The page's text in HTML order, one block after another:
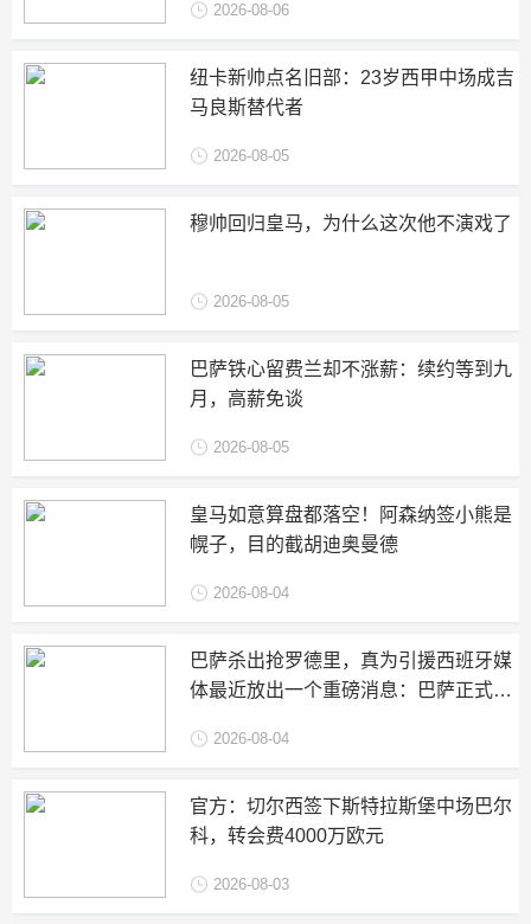
2026-08-06
纽卡新帅点名旧部：23岁西甲中场成吉
马良斯替代者
2026-08-05
穆帅回归皇马，为什么这次他不演戏了
2026-08-05
巴萨铁心留费兰却不涨薪：续约等到九
月，高薪免谈
2026-08-05
皇马如意算盘都落空！阿森纳签小熊是
幌子，目的截胡迪奥曼德
2026-08-04
巴萨杀出抢罗德里，真为引援西班牙媒
体最近放出一个重磅消息：巴萨正式介
马掰掰手腕
2026-08-04
官方：切尔西签下斯特拉斯堡中场巴尔
科，转会费4000万欧元
2026-08-03